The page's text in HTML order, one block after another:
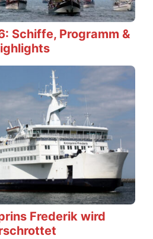
Schiffe, Programm &
Frederik wird